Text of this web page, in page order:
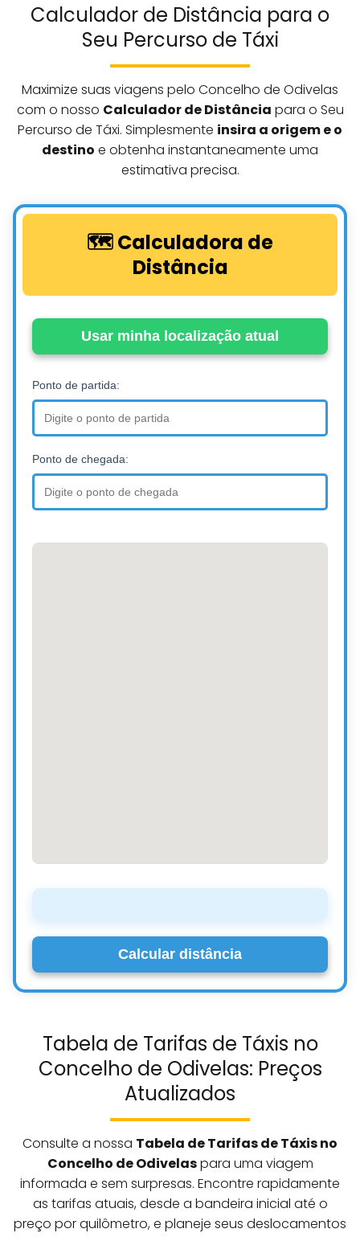
Calculador de Distância para o
Seu Percurso de Táxi
Maximize suas viagens pelo Concelho de Odivelas
com o nosso Calculador de Distância para o Seu
Percurso de Táxi. Simplesmente insira a origem e o
destino e obtenha instantaneamente uma
estimativa precisa.
🗺️ Calculadora de
Distância
Usar minha localização atual
Ponto de partida:
Ponto de chegada:
Calcular distância
Tabela de Tarifas de Táxis no
Concelho de Odivelas: Preços
Atualizados
Consulte a nossa Tabela de Tarifas de Táxis no
Concelho de Odivelaspara uma viagem
informada e sem surpresas. Encontre rapidamente
as tarifas atuais, desde a bandeira inicial até o
preço por quilômetro, e planeje seus deslocamentos